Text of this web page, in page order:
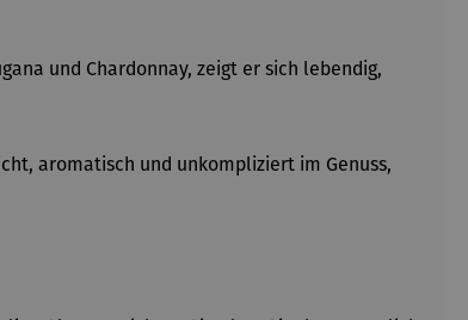
und Chardonnay, zeigt er sich lebendig,
aromatisch und unkompliziert im Genuss,